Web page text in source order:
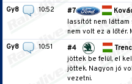
Gy8
10:52 #7
lassítót nem láttam
nem volt ez a lőtér.
Gy8
10:51 #4
jöttek be felül, el
jöttek. Nagyon jó
vezetni.